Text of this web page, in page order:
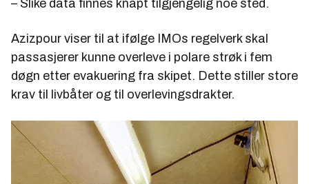
– Slike data finnes knapt tilgjengelig noe sted.
Azizpour viser til at ifølge IMOs regelverk skal
passasjerer kunne overleve i polare strøk i fem
døgn etter evakuering fra skipet. Dette stiller store
krav til livbåter og til overlevingsdrakter.